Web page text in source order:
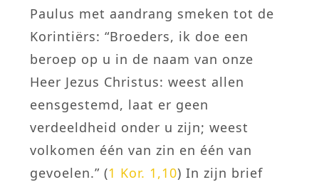
Paulus met aandrang smeken tot de
Korintiërs: “Broeders, ik doe een
beroep op u in de naam van onze
Heer Jezus Christus: weest allen
eensgestemd, laat er geen
verdeeldheid onder u zijn; weest
volkomen één van zin en één van
gevoelen.” (1 Kor. 1,10) In zijn brief